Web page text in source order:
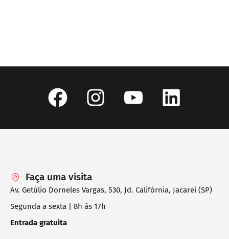
Faça uma visita
Av. Getúlio Dorneles Vargas, 530, Jd. Califórnia, Jacareí (SP)
Segunda a sexta | 8h às 17h
Entrada gratuita